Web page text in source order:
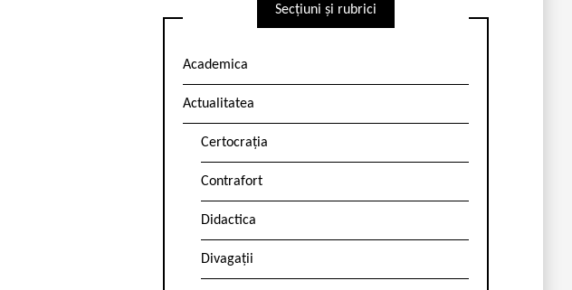
Secțiuni și rubrici
Academica
Actualitatea
Certocrația
Contrafort
Didactica
Divagații